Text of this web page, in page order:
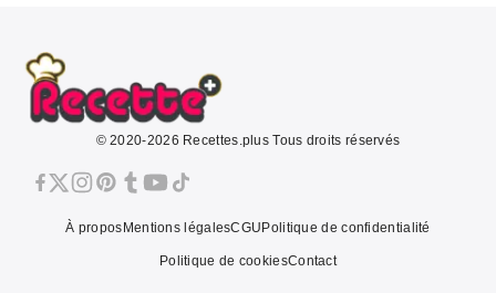
© 2020-2026 Recettes.plus Tous droits réservés
À propos Mentions légalesCGU Politique de confidentialité
Politique de cookiesContact